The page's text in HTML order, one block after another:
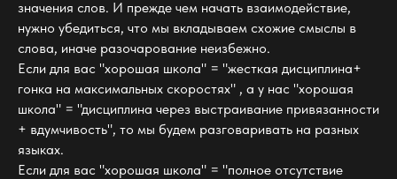
значения слов. И прежде чем начать взаимодействие,
нужно убедиться, что мы вкладываем схожие смыслы в
слова, иначе разочарование неизбежно.
Если для вас "хорошая школа" = "жесткая дисциплина+
гонка на максимальных скоростях" , а у нас "хорошая
школа" = "дисциплина через выстраивание привязанности
+ вдумчивость", то мы будем разговаривать на разных
языках.
Если для вас "хорошая школа" = "полное отсутствие